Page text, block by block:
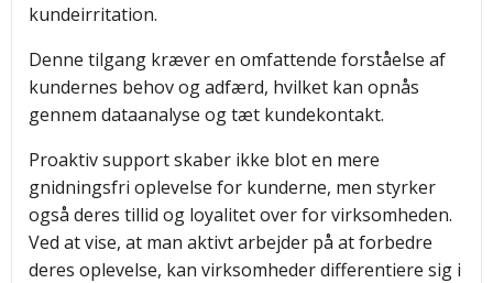
kundeirritation.
Denne tilgang kræver en omfattende forståelse af
kundernes behov og adfærd, hvilket kan opnås
gennem dataanalyse og tæt kundekontakt.
Proaktiv support skaber ikke blot en mere
gnidningsfri oplevelse for kunderne, men styrker
også deres tillid og loyalitet over for virksomheden.
Ved at vise, at man aktivt arbejder på at forbedre
deres oplevelse, kan virksomheder differentiere sig i